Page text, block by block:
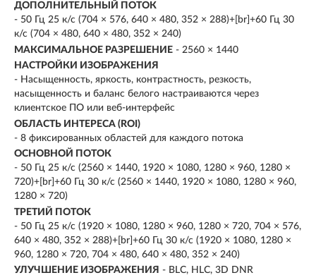
ДОПОЛНИТЕЛЬНЫЙ ПОТОК
- 50 Гц 25 к/с (704 × 576, 640 × 480, 352 × 288)+[br]+60 Гц 30
к/с (704 × 480, 640 × 480, 352 × 240)
МАКСИМАЛЬНОЕ РАЗРЕШЕНИЕ - 2560 × 1440
НАСТРОЙКИ ИЗОБРАЖЕНИЯ
- Насыщенность, яркость, контрастность, резкость,
насыщенность и баланс белого настраиваются через
клиентское ПО или веб-интерфейс
ОБЛАСТЬ ИНТЕРЕСА (ROI)
- 8 фиксированных областей для каждого потока
ОСНОВНОЙ ПОТОК
- 50 Гц 25 к/с (2560 × 1440, 1920 × 1080, 1280 × 960, 1280 ×
720)+[br]+60 Гц 30 к/с (2560 × 1440, 1920 × 1080, 1280 × 960,
1280 × 720)
ТРЕТИЙ ПОТОК
- 50 Гц 25 к/с (1920 × 1080, 1280 × 960, 1280 × 720, 704 × 576,
640 × 480, 352 × 288)+[br]+60 Гц 30 к/с (1920 × 1080, 1280 ×
960, 1280 × 720, 704 × 480, 640 × 480, 352 × 240)
УЛУЧШЕНИЕ ИЗОБРАЖЕНИЯ - BLC, HLC, 3D DNR